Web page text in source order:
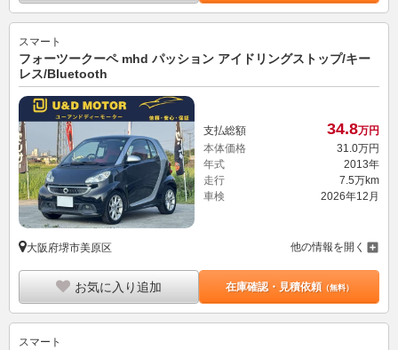
スマート
フォーツークーペ mhd パッション アイドリングストップ/キー
レス/Bluetooth
支払総額 34.8万円
本体価格
31.0万円
年式
2013年
走行
7.5万km
車検
2026年12月
大阪府堺市美原区 他の情報を開く
お気に入り追加 在庫確認・見積依頼（無料）
スマート